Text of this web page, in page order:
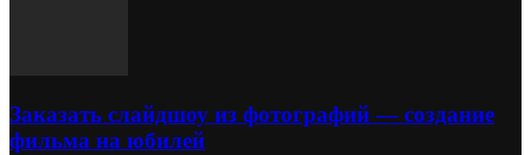
Заказать слайдшоу из фотографий — создание
фильма на юбилей